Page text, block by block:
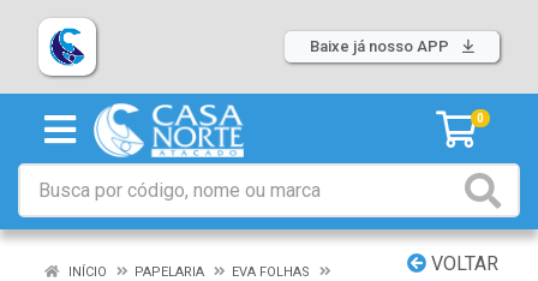
Baixe já nosso APP
0
VOLTAR
INÍCIO PAPELARIA
EVA FOLHAS